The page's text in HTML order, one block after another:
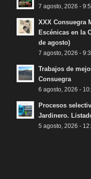
7 agosto, 2026 -
XXX Consuegra
Escénicas en la
de agosto)
7 agosto, 2026 -
Trabajos de
Consuegra
6 agosto, 2026 -
Procesos
Jardinero.
5 agosto, 2026 -